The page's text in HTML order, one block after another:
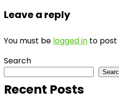
Leave a reply
You must be logged in to post
Search
Recent Posts